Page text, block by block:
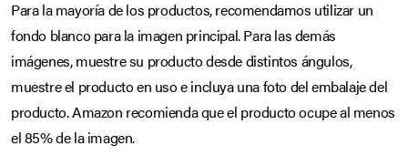
Para la mayoría de los productos, recomendamos utilizar un
fondo blanco para la imagen principal. Para las demás
imágenes, muestre su producto desde distintos ángulos,
muestre el producto en uso e incluya una foto del embalaje del
producto. Amazon recomienda que el producto ocupe al menos
el 85% de la imagen.